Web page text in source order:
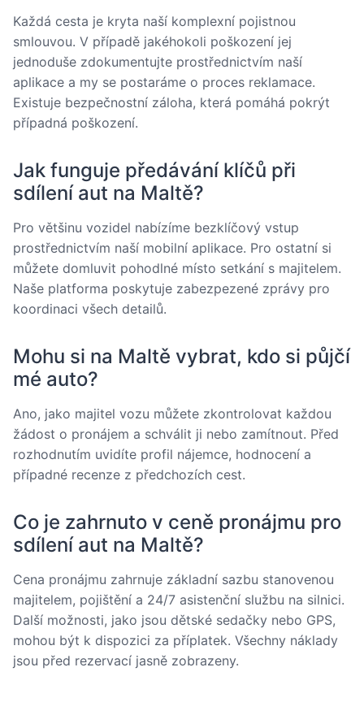
Každá cesta je kryta naší komplexní pojistnou
smlouvou. V případě jakéhokoli poškození jej
jednoduše zdokumentujte prostřednictvím naší
aplikace a my se postaráme o proces reklamace.
Existuje bezpečnostní záloha, která pomáhá pokrýt
případná poškození.
Jak funguje předávání klíčů při
sdílení aut na Maltě?
Pro většinu vozidel nabízíme bezklíčový vstup
prostřednictvím naší mobilní aplikace. Pro ostatní si
můžete domluvit pohodlné místo setkání s majitelem.
Naše platforma poskytuje zabezpezené zprávy pro
koordinaci všech detailů.
Mohu si na Maltě vybrat, kdo si půjčí
mé auto?
Ano, jako majitel vozu můžete zkontrolovat každou
žádost o pronájem a schválit ji nebo zamítnout. Před
rozhodnutím uvidíte profil nájemce, hodnocení a
případné recenze z předchozích cest.
Co je zahrnuto v ceně pronájmu pro
sdílení aut na Maltě?
Cena pronájmu zahrnuje základní sazbu stanovenou
majitelem, pojištění a 24/7 asistenční službu na silnici.
Další možnosti, jako jsou dětské sedačky nebo GPS,
mohou být k dispozici za příplatek. Všechny náklady
jsou před rezervací jasně zobrazeny.